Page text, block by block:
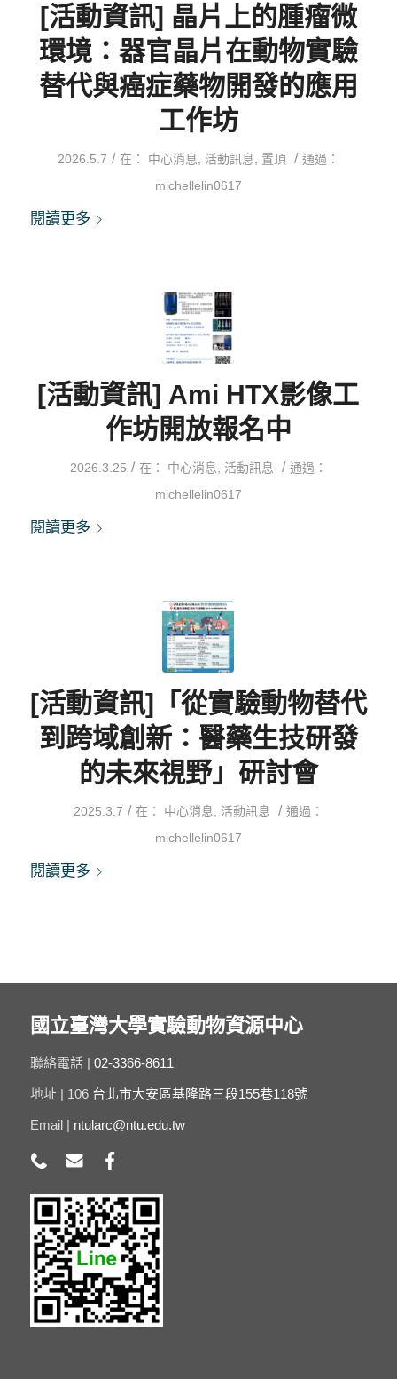
[活動資訊] 晶片上的腫瘤微
環境：器官晶片在動物實驗
替代與癌症藥物開發的應用
工作坊
2026.5.7 / 在： 中心消息 活動訊息 置頂 / 通過：
michellelin0617
閱讀更多
[活動資訊] Ami HTX影像工
作坊開放報名中
2026.3.25 / 在： 中心消息 活動訊息 / 通過：
michellelin0617
閱讀更多
[活動資訊]「從實驗動物替代
到跨域創新：醫藥生技研發
的未來視野」研討會
2025.3.7 / 在： 中心消息 活動訊息 / 通過：
michellelin0617
閱讀更多
國立臺灣大學實驗動物資源中心
聯絡電話 | 02-3366-8611
地址 | 106 台北市大安區基隆路三段155巷118號
Email | ntularc@ntu.edu.tw